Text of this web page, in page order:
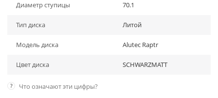
Диаметр ступицы 70.1
Тип диска Литой
Модель диска Alutec Raptr
Цвет диска SCHWARZMATT
? Что означают эти цифры?